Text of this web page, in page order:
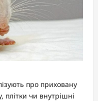
про приховану
плітки чи внутрішні